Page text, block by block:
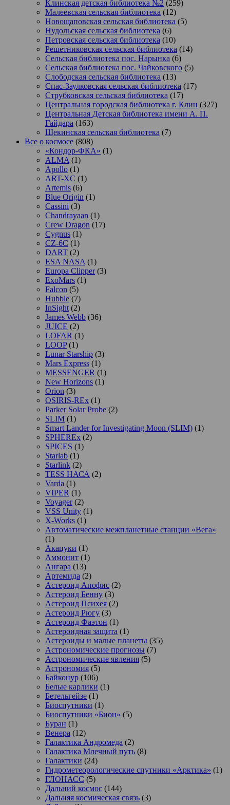
Клинская детская библиотека №2 (259)
Малеевская сельская библиотека (12)
Новощаповская сельская библиотека (5)
Нудольская сельская библиотека (6)
Петровская сельская библиотека (10)
Решетниковская сельская библиотека (14)
Сельская библиотека пос. Нарынка (6)
Сельская библиотека пос. Чайковского (5)
Слободская сельская библиотека (13)
Спас-Заулковская сельская библиотека (17)
Струбковская сельская библиотека (17)
Центральная городская библиотека г. Клин (327)
Центральная Детская библиотека имени А. П.
Гайдара (163)
Щекинская сельская библиотека (7)
Все о космосе (808)
«Кондор-ФКА» (1)
ALMA (1)
Apollo (1)
ART-XC (1)
Artemis (6)
Blue Origin (1)
Cassini (3)
Chandrayaan (1)
Crew Dragon (17)
Cygnus (1)
CZ-6C (1)
DART (2)
ESA NASA (1)
Europa Clipper(3)
ExoMars (1)
Falcon (5)
Hubble (7)
InSight (2)
James Webb (36)
JUICE (2)
LOFAR (1)
LOOP(1)
Lunar Starship (3)
Mars Express (1)
MESSENGER (1)
New Horizons (1)
Orion (3)
OSIRIS-REx (1)
Parker Solar Probe (2)
SLIM (1)
Smart Lander for Investigating Moon (SLIM) (1)
SPHEREx (2)
SPICES (1)
Starlab (1)
Starlink (2)
TESS НАСА (2)
Varda (1)
VIPER (1)
Voyager(2)
VSS Unity (1)
X-Works (1)
Автоматические межпланетные станции «Вега»
(1)
Акацуки (1)
Аммонит (1)
Ангара (13)
Артемида (2)
Астероид Апофис (2)
Астероид Бенну (3)
Астероид Психея (2)
Астероид Рюгу (3)
Астероид Фаэтон (1)
Астероидная защита (1)
Астероиды и малые планеты (35)
Астрономические прогнозы (7)
Астрономические явления (5)
Астрономия (5)
Байконур (106)
Белые карлики (1)
Бетельгейзе (1)
Биоспутники (1)
Биоспутники «Бион» (5)
Буран (1)
Венера (12)
Галактика Андромеда (2)
Галактика Млечный путь (8)
Галактики (24)
Гидрометеорологические спутники «Арктика» (1)
ГЛОНАСС (5)
Дальний космос (144)
Дальняя космическая связь (3)